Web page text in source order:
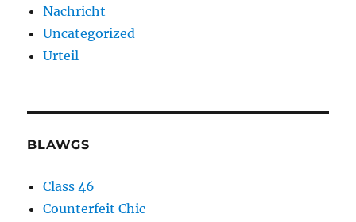
Nachricht
Uncategorized
Urteil
BLAWGS
Class 46
Counterfeit Chic